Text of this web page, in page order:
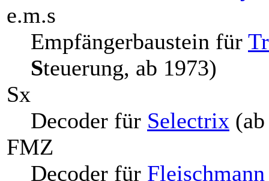
e.m.s
Empfängerbaustein für
Steuerung, ab 1973)
Sx
Decoder für Selectrix
FMZ
Decoder für